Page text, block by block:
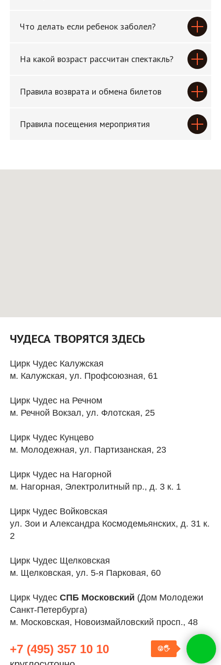
😜🖐
Что делать если ребенок заболел?
На какой возраст рассчитан спектакль?
Правила возврата и обмена билетов
Правила посещения мероприятия
ЧУДЕСА ТВОРЯТСЯ ЗДЕСЬ
Цирк Чудес Калужская
м. Калужская, ул. Профсоюзная, 61
Цирк Чудес на Речном
м. Речной Вокзал, ул. Флотская, 25
Цирк Чудес Кунцево
м. Молодежная, ул. Партизанская, 23
Цирк Чудес на Нагорной
м. Нагорная, Электролитный пр., д. 3 к. 1
Цирк Чудес Войковская
ул. Зои и Александра Космодемьянских, д. 31 к.
2
Цирк Чудес Щелковская
м. Щелковская, ул. 5-я Парковая, 60
Цирк Чудес СПБ Московский (Дом Молодежи
Санкт-Петербурга)
м. Московская, Новоизмайловский просп., 48
+7 (495) 357 10 10